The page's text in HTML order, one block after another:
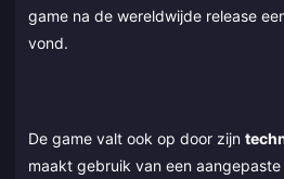
game na de wereldwijde release
vond.
De game valt ook op door zijn
maakt gebruik van een